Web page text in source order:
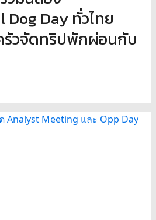
Day ทั่วไทย
วจัดทริปพักผ่อนกับ